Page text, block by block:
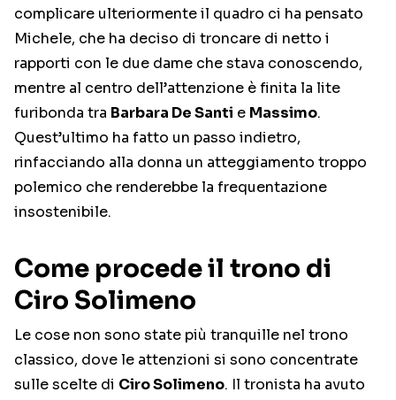
complicare ulteriormente il quadro ci ha pensato
Michele, che ha deciso di troncare di netto i
rapporti con le due dame che stava conoscendo,
mentre al centro dell’attenzione è finita la lite
furibonda tra Barbara De Santi e Massimo.
Quest’ultimo ha fatto un passo indietro,
rinfacciando alla donna un atteggiamento troppo
polemico che renderebbe la frequentazione
insostenibile.
Come procede il trono di
Ciro Solimeno
Le cose non sono state più tranquille nel trono
classico, dove le attenzioni si sono concentrate
sulle scelte di Ciro Solimeno. Il tronista ha avuto